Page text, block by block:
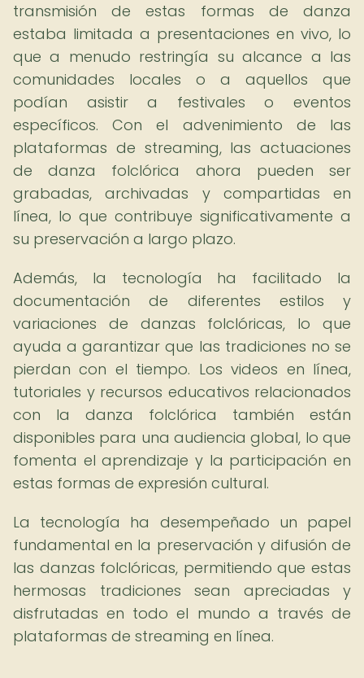
transmisión de estas formas de danza
estaba limitada a presentaciones en vivo, lo
que a menudo restringía su alcance a las
comunidades locales o a aquellos que
podían asistir a festivales o eventos
específicos. Con el advenimiento de las
plataformas de streaming, las actuaciones
de danza folclórica ahora pueden ser
grabadas, archivadas y compartidas en
línea, lo que contribuye significativamente a
su preservación a largo plazo.
Además, la tecnología ha facilitado la
documentación de diferentes estilos y
variaciones de danzas folclóricas, lo que
ayuda a garantizar que las tradiciones no se
pierdan con el tiempo. Los videos en línea,
tutoriales y recursos educativos relacionados
con la danza folclórica también están
disponibles para una audiencia global, lo que
fomenta el aprendizaje y la participación en
estas formas de expresión cultural.
La tecnología ha desempeñado un papel
fundamental en la preservación y difusión de
las danzas folclóricas, permitiendo que estas
hermosas tradiciones sean apreciadas y
disfrutadas en todo el mundo a través de
plataformas de streaming en línea.